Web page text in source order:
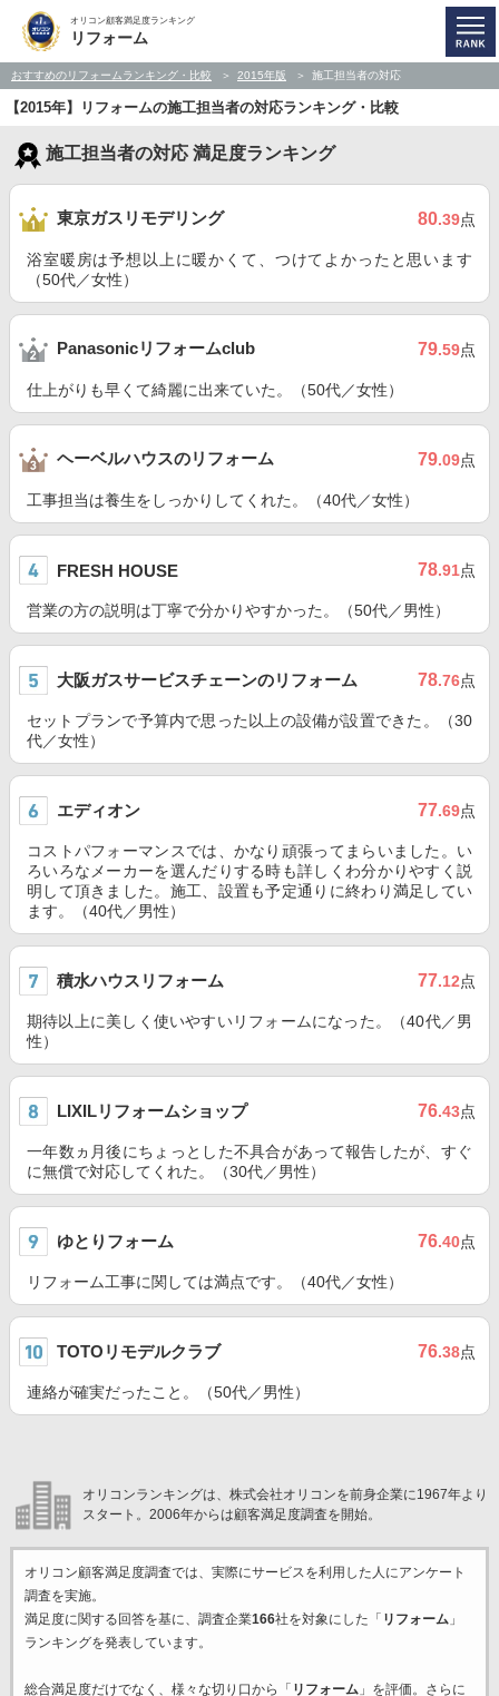
オリコン顧客満足度ランキング
リフォーム
おすすめのリフォームランキング・比較 2015年版 施工担当者の対応
【2015年】リフォームの施工担当者の対応ランキング・比較
施工担当者の対応 満足度ランキング
東京ガスリモデリング 80.39点
浴室暖房は予想以上に暖かくて、つけてよかったと思います
（50代／女性）
Panasonicリフォームclub 79.59点
仕上がりも早くて綺麗に出来ていた。（50代／女性）
ヘーベルハウスのリフォーム 79.09点
工事担当は養生をしっかりしてくれた。（40代／女性）
FRESH HOUSE 78.91点
営業の方の説明は丁寧で分かりやすかった。（50代／男性）
大阪ガスサービスチェーンのリフォーム 78.76点
セットプランで予算内で思った以上の設備が設置できた。（30
代／女性）
エディオン 77.69点
コストパフォーマンスでは、かなり頑張ってまらいました。い
ろいろなメーカーを選んだりする時も詳しくわ分かりやすく説
明して頂きました。施工、設置も予定通りに終わり満足してい
ます。（40代／男性）
積水ハウスリフォーム 77.12点
期待以上に美しく使いやすいリフォームになった。（40代／男
性）
LIXILリフォームショップ 76.43点
一年数ヵ月後にちょっとした不具合があって報告したが、すぐ
に無償で対応してくれた。（30代／男性）
ゆとりフォーム 76.40点
リフォーム工事に関しては満点です。（40代／女性）
TOTOリモデルクラブ 76.38点
連絡が確実だったこと。（50代／男性）
オリコンランキングは、株式会社オリコンを前身企業に1967年より
スタート。2006年からは顧客満足度調査を開始。
オリコン顧客満足度調査では、実際にサービスを利用した 人にアンケート
調査を実施。
満足度に関する回答を基に、調査企業166社を対象にした「 リフォーム」
ランキングを発表しています。
総合満足度だけでなく、様々な切り口から「 リフォーム」を評価。さらに